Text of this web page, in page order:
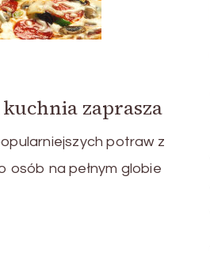
zaprasza
potraw z
osób na pełnym globie